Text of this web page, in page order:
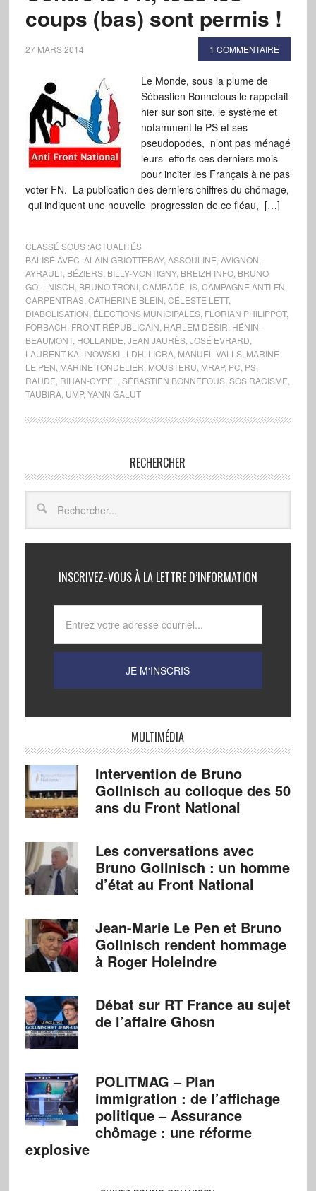
coups (bas) sont permis !
27 MARS 2014 1 COMMENTAIRE
Le Monde, sous la plume de
Sébastien Bonnefous le rappelait
hier sur son site, le système et
notamment le PS et ses
pseudopodes, n’ont pas ménagé
leurs efforts ces derniers mois
pour inciter les Français à ne pas
voter FN. La publication des derniers chiffres du chômage,
qui indiquent une nouvelle progression de ce fléau, […]
CLASSÉ SOUS :ACTUALITÉS
BALISÉ AVEC :ALAIN GRIOTTERAY, ASSOULINE AVIGNON
AYRAULT, BÉZIERS, BILLY-MONTIGNY, BREIZH INFO, BRUNO
GOLLNISCH BRUNO TRONI, CAMBADÉLIS, CAMPAGNE ANTI-FN
CARPENTRAS, CATHERINE BLEIN CÉLESTE LETT,
DIABOLISATION ÉLECTIONS MUNICIPALES, FLORIAN PHILIPPOT,
FORBACH FRONT RÉPUBLICAIN HARLEM DÉSIR HÉNIN-
BEAUMONT, HOLLANDE JEAN JAURÈS, JOSÉ EVRARD
LAURENT KALINOWSKI. LDH LICRA, MANUEL VALLS, MARINE
LE PEN MARINE TONDELIER MOUSTERU MRAP, PC PS,
RAUDE RIHAN-CYPEL SÉBASTIEN BONNEFOUS, SOS RACISME
TAUBIRA, UMP, YANN GALUT
RECHERCHER
INSCRIVEZ-VOUS À LA LETTRE D’INFORMATION
MULTIMÉDIA
Intervention de Bruno
Gollnisch au colloque des 50
ans du Front National
Les conversations avec
Bruno Gollnisch : un homme
d’état au Front National
Jean-Marie Le Pen et Bruno
Gollnisch rendent hommage
à Roger Holeindre
Débat sur RT France au sujet
de l’affaire Ghosn
POLITMAG – Plan
immigration : de l’affichage
politique – Assurance
chômage : une réforme
explosive